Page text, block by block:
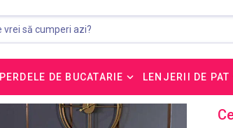
PERDELE DE BUCATARIE LENJERII DE PAT